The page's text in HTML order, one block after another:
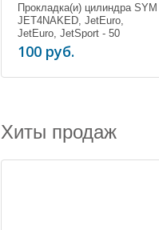
Прокладка(и) цилиндра SYM
JET4NAKED, JetEuro,
JetEuro, JetSport - 50
100 руб.
Хиты продаж